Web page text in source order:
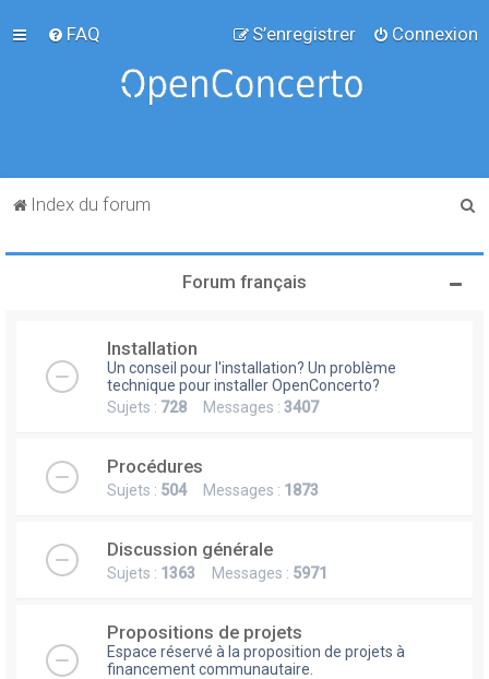
FAQ Connexion
S’enregistrer
Index du forum
Forum français
Installation
Un conseil pour l'installation? Un problème
technique pour installer OpenConcerto?
Sujets : 728 Messages : 3407
Procédures
Sujets : 504Messages : 1873
Discussion générale
Sujets : 1363 Messages : 5971
Propositions de projets
Espace réservé à la proposition de projets à
financement communautaire.